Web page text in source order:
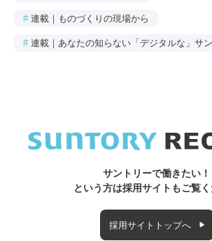
# 連載｜ものづくりの現場から
# 連載｜あなたの知らない「デジタルな」サ
サントリーで働きたい！
という方は採用サイトもご覧
採用サイトトップへ